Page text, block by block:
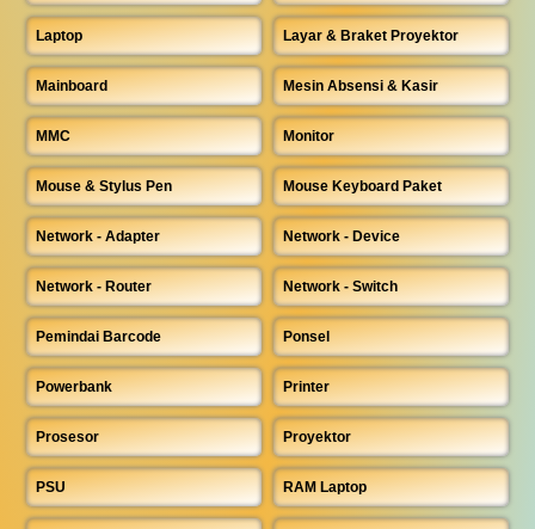
Laptop Layar & Braket Proyektor
Mainboard Mesin Absensi & Kasir
MMC Monitor
Mouse & Stylus Pen Mouse Keyboard Paket
Network - Adapter Network - Device
Network - Router Network - Switch
Pemindai Barcode Ponsel
Powerbank Printer
Prosesor Proyektor
PSU RAM Laptop